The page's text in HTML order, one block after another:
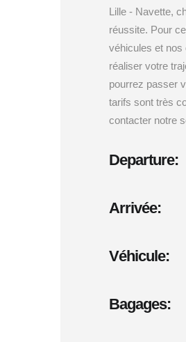
Lille - Navette,
réussite. Pour
véhicules et nos
réaliser votre
pourrez passer
tarifs sont très
contacter notre
Departure:
Arrivée:
Véhicule:
Bagages: